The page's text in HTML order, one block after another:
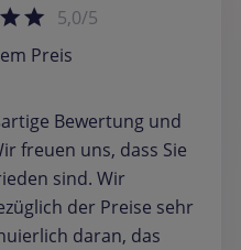
5,0/5
Preis
Bewertung und
freuen uns, dass Sie
sind. Wir
der Preise sehr
daran, das